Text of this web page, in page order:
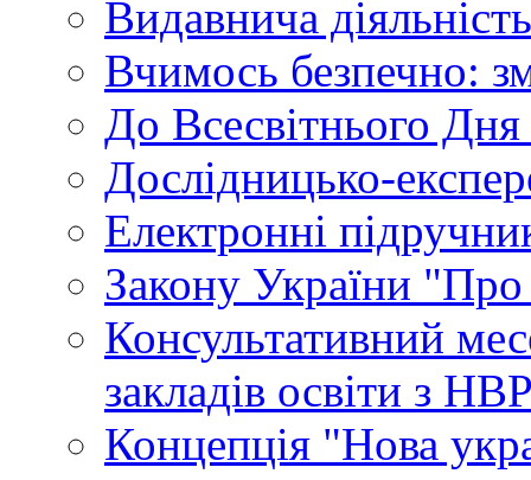
Видавнича діяльність
Вчимось безпечно:
До Всесвітнього Дня
Дослідницько-
Електронні
Закону України "Про
Консультативний
закладів освіти з
Концепція "Нова